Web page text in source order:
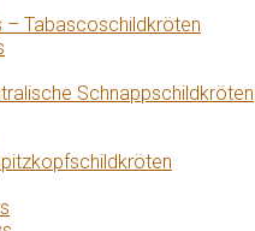
– Tabascoschildkröten
Schnappschildkröten